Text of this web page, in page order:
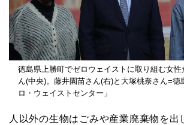
徳島県上勝町でゼロウェイストに取り組む女性
ん(中央)。藤井園苗さん(右)と大塚桃奈さん=徳
ロ・ウェイストセンター」
人以外の生物はごみや産業廃棄物を出